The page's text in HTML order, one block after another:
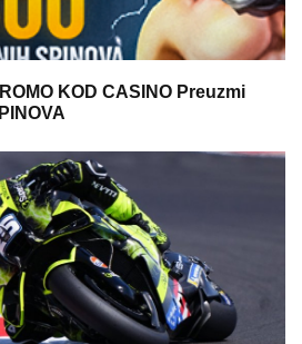
KOD CASINO Preuzmi